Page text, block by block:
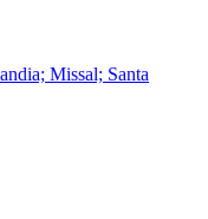
Missal; Santa